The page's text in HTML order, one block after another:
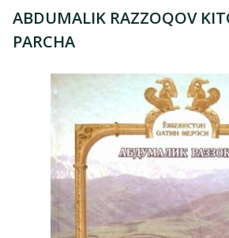
ABDUMALIK RAZZOQOV
PARCHA